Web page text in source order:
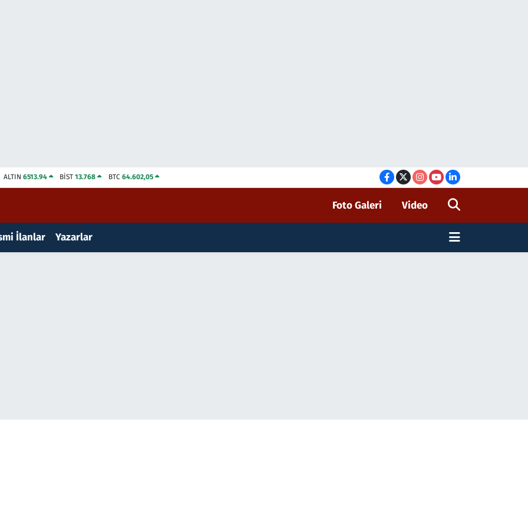
ALTIN 6513.94 BİST13.768 BTC 64.602,05
Foto Galeri Video
İlanlar Yazarlar